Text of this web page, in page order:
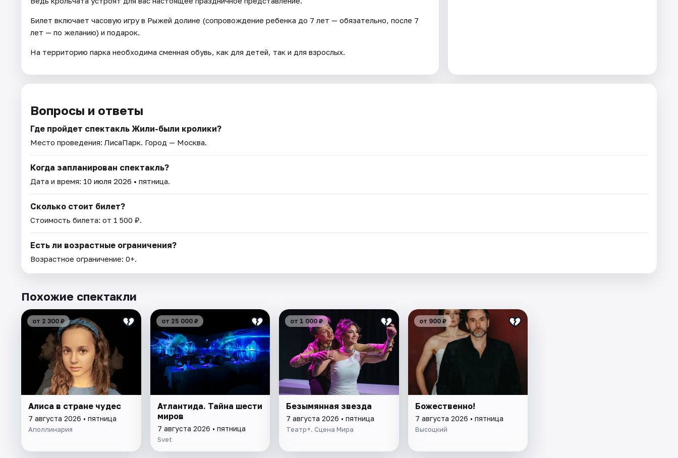
Билет включает часовую игру в Рыжей долине (сопровождение ребенка до 7 лет — обязательно, после 7
лет — по желанию) и подарок.
На территорию парка необходима сменная обувь, как для детей, так и для взрослых.
Вопросы и ответы
Где пройдет спектакль Жили-были кролики?
Место проведения: ЛисаПарк. Город — Москва.
Когда запланирован спектакль?
Дата и время: 10 июля 2026 • пятница.
Сколько стоит билет?
Стоимость билета: от 1 500 ₽.
Есть ли возрастные ограничения?
Возрастное ограничение: 0+.
Похожие спектакли
от 2 300 ₽
Алиса в стране чудес
7 августа 2026 • пятница
Аполлинария
от 25 000 ₽
Атлантида. Тайна шести
миров
7 августа 2026 • пятница
Svet
от 1 000 ₽
Безымянная звезда
7 августа 2026 • пятница
Театр+. Сцена Мира
от 900 ₽
Божественно!
7 августа 2026 • пятница
Высоцкий